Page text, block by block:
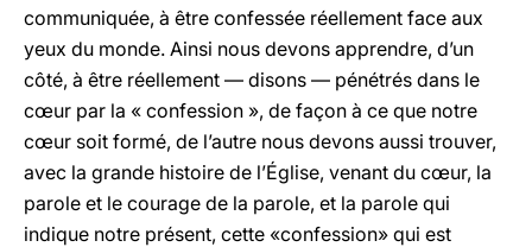
communiquée, à être confessée réellement face aux
yeux du monde. Ainsi nous devons apprendre, d’un
côté, à être réellement — disons — pénétrés dans le
cœur par la « confession », de façon à ce que notre
cœur soit formé, de l’autre nous devons aussi trouver,
avec la grande histoire de l’Église, venant du cœur, la
parole et le courage de la parole, et la parole qui
indique notre présent, cette «confession» qui est